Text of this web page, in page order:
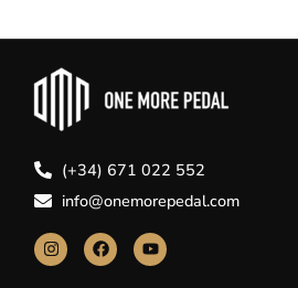
(+34) 671 022 552
info@onemorepedal.com